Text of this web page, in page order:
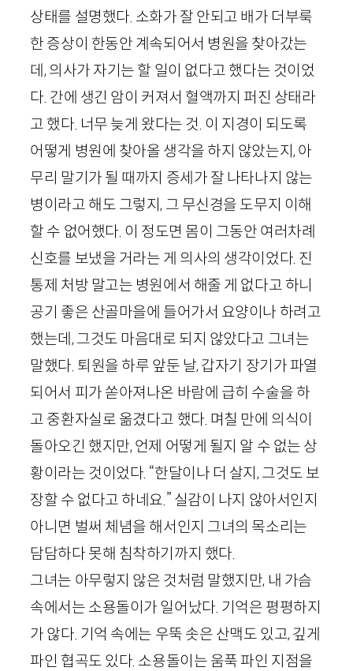
상태를 설명했다. 소화가 잘 안되고 배가 더부룩
한 증상이 한동안 계속되어서 병원을 찾아갔는
데, 의사가 자기는 할 일이 없다고 했다는 것이었
다. 간에 생긴 암이 커져서 혈액까지 퍼진 상태라
고 했다. 너무 늦게 왔다는 것. 이 지경이 되도록
어떻게 병원에 찾아올 생각을 하지 않았는지, 아
무리 말기가 될 때까지 증세가 잘 나타나지 않는
병이라고 해도 그렇지, 그 무신경을 도무지 이해
할 수 없어했다. 이 정도면 몸이 그동안 여러차례
신호를 보냈을 거라는 게 의사의 생각이었다. 진
통제 처방 말고는 병원에서 해줄 게 없다고 하니
공기 좋은 산골마을에 들어가서 요양이나 하려고
했는데, 그것도 마음대로 되지 않았다고 그녀는
말했다. 퇴원을 하루 앞둔 날, 갑자기 장기가 파열
되어서 피가 쏟아져나온 바람에 급히 수술을 하
고 중환자실로 옮겼다고 했다. 며칠 만에 의식이
돌아오긴 했지만, 언제 어떻게 될지 알 수 없는 상
황이라는 것이었다. “한달이나 더 살지, 그것도 보
장할 수 없다고 하네요.” 실감이 나지 않아서인지
아니면 벌써 체념을 해서인지 그녀의 목소리는
담담하다 못해 침착하기까지 했다.
그녀는 아무렇지 않은 것처럼 말했지만, 내 가슴
속에서는 소용돌이가 일어났다. 기억은 평평하지
가 않다. 기억 속에는 우뚝 솟은 산맥도 있고, 깊게
파인 협곡도 있다. 소용돌이는 움푹 파인 지점을